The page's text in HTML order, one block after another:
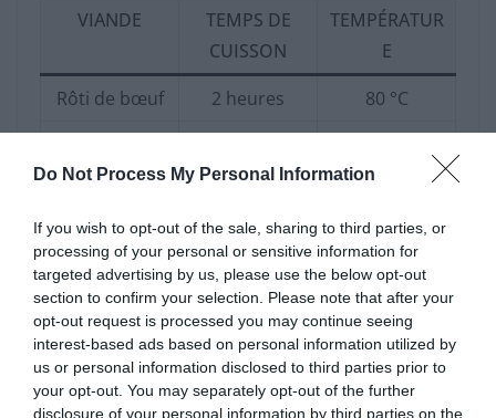
Do Not Process My Personal Information
If you wish to opt-out of the sale, sharing to third parties, or
processing of your personal or sensitive information for
targeted advertising by us, please use the below opt-out
section to confirm your selection. Please note that after your
opt-out request is processed you may continue seeing
interest-based ads based on personal information utilized by
us or personal information disclosed to third parties prior to
your opt-out. You may separately opt-out of the further
disclosure of your personal information by third parties on the
VIANDE
TEMPS DE
CUISSON
TEMPÉRATUR
E
Rôti de bœuf
2 heures
80 °C
Gigot
d’agneau
3 heures 30 80 °C
Filet mignon 1 heure 15
80 °C
Pouletentier 3 heures
90 °C
Côte de bœuf
2 heures 30 80 °C